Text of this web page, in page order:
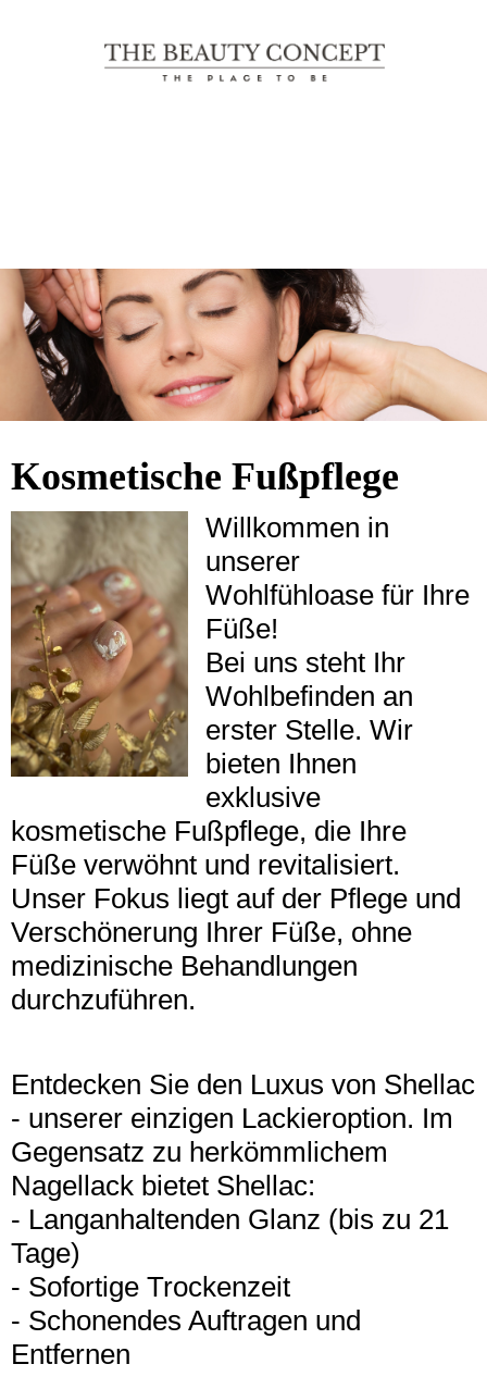
Kosmetische Fußpflege
Willkommen in
unserer
Wohlfühloase für Ihre
Füße!
Bei uns steht Ihr
Wohlbefinden an
erster Stelle. Wir
bieten Ihnen
exklusive
kosmetische Fußpflege, die Ihre
Füße verwöhnt und revitalisiert.
Unser Fokus liegt auf der Pflege und
Verschönerung Ihrer Füße, ohne
medizinische Behandlungen
durchzuführen.
Entdecken Sie den Luxus von Shellac
- unserer einzigen Lackieroption. Im
Gegensatz zu herkömmlichem
Nagellack bietet Shellac:
- Langanhaltenden Glanz (bis zu 21
Tage)
- Sofortige Trockenzeit
- Schonendes Auftragen und
Entfernen